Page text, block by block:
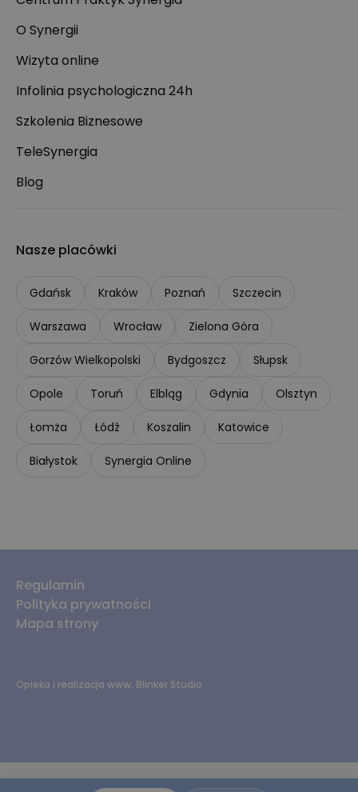
O Synergii
Wizyta online
Infolinia psychologiczna 24h
Szkolenia Biznesowe
TeleSynergia
Blog
Nasze placówki
Gdańsk Kraków Poznań Szczecin
Warszawa Wrocław Zielona Góra
Gorzów Wielkopolski Bydgoszcz Słupsk
Opole Toruń Elbląg Gdynia Olsztyn
Łomża Łódź Koszalin Katowice
Białystok Synergia Online
Regulamin
Polityka prywatności
Mapa strony
Opieka i realizacja www: Blinker Studio